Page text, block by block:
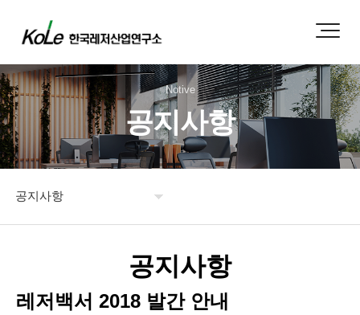
Notive
공지사항
공지사항
공지사항
레저백서 2018 발간 안내